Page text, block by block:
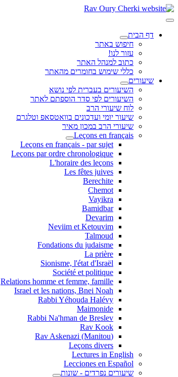
דף הבית
חיפוש באתר
עזור לנו!
כתוב למנהל האתר
כללי שימוש בחומרים מהאתר
שיעורים
השיעורים בעברית לפי נושא
השיעורים לפי סדר הוספתם לאתר
לוח שיעורי הרב
שיעור יומי ועדכונים בוואטסאפ וטלגרם
שיעורי הרב במכון מאיר
Leçons en français
Leçons en français - par sujet
Leçons par ordre chronologique
L'horaire des leçons
Les fêtes juives
Berechite
Chemot
Vayikra
Bamidbar
Devarim
Neviim et Ketouvim
Talmoud
Fondations du judaisme
La prière
Sionisme, l'état d'Israël
Société et politique
Relations homme et femme, famille
Israel et les nations, Bnei Noah
Rabbi Yéhouda Halévy
Maimonide
Rabbi Na'hman de Breslev
Rav Kook
(Rav Askenazi (Manitou
Leçons divers
Lectures in English
Lecciones en Español
שיעורים נפרדים - שונות